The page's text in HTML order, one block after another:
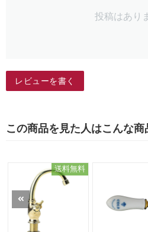
投稿はあり
レビューを書く
この商品を見た人はこんな
送料無料